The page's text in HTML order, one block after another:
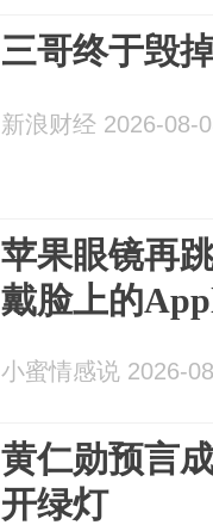
三哥终于毁
新浪财经 2026-08-
苹果眼镜再
戴脸上的
小蜜情感说 2026-
黄仁勋预言
开绿灯